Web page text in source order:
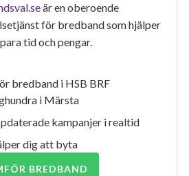
är en oberoende
för bredband som hjälper
tid och pengar.
bredband i HSB BRF
i Märsta
kampanjer i realtid
dig att byta
BREDBAND